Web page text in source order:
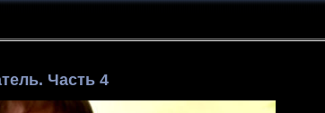
Часть 4